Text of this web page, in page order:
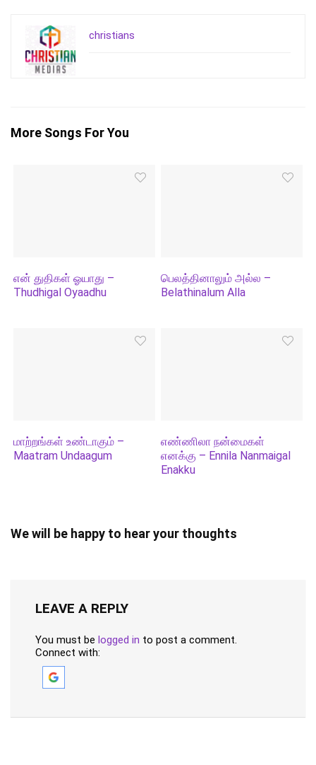
christians
More Songs For You
என் துதிகள் ஓயாது –
Thudhigal Oyaadhu
பெலத்தினாலும் அல்ல –
Belathinalum Alla
மாற்றங்கள் உண்டாகும் –
Maatram Undaagum
எண்ணிலா நன்மைகள்
எனக்கு – Ennila Nanmaigal
Enakku
We will be happy to hear your thoughts
LEAVE A REPLY
You must be logged in to post a comment.
Connect with: